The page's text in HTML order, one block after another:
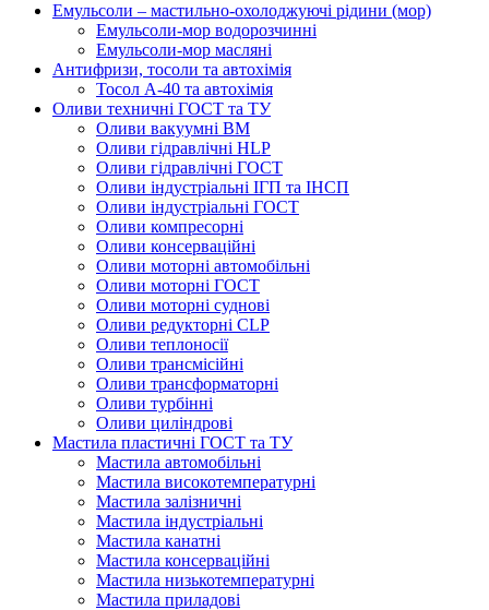
Емульсоли – мастильно-охолоджуючі рідини (мор)
Емульсоли-мор водорозчинні
Емульсоли-мор масляні
Антифризи, тосоли та автохімія
Тосол А-40 та автохімія
Оливи техничні ГОСТ та ТУ
Оливи вакуумні ВМ
Оливи гідравлічні HLP
Оливи гідравлічні ГОСТ
Оливи індустріальні ІГП та ІНСП
Оливи індустріальні ГОСТ
Оливи компресорні
Оливи консерваційні
Оливи моторні автомобільні
Оливи моторні ГОСТ
Оливи моторні суднові
Оливи редукторні CLP
Оливи теплоносії
Оливи трансмісійні
Оливи трансформаторні
Оливи турбінні
Оливи циліндрові
Мастила пластичні ГОСТ та ТУ
Мастила автомобільні
Мастила високотемпературні
Мастила залізничні
Мастила індустріальні
Мастила канатні
Мастила консерваційні
Мастила низькотемпературні
Мастила приладові